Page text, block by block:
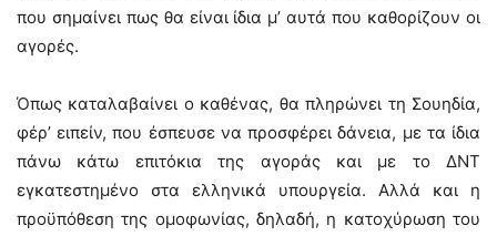
που σημαίνει πως θα είναι ίδια μ’ αυτά που καθορίζουν οι
αγορές.
Όπως καταλαβαίνει ο καθένας, θα πληρώνει τη Σουηδία,
φέρ’ ειπείν, που έσπευσε να προσφέρει δάνεια, με τα ίδια
πάνω κάτω επιτόκια της αγοράς και με το ΔΝΤ
εγκατεστημένο στα ελληνικά υπουργεία. Αλλά και η
προϋπόθεση της ομοφωνίας, δηλαδή, η κατοχύρωση του